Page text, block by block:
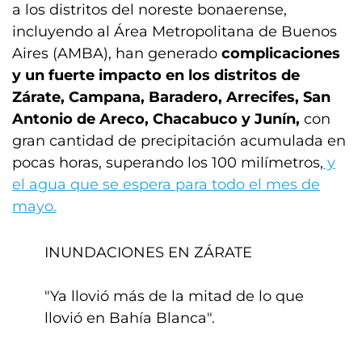
a los distritos del noreste bonaerense,
incluyendo al Área Metropolitana de Buenos
Aires (AMBA), han generado complicaciones
y un fuerte impacto en los distritos de
Zárate, Campana, Baradero, Arrecifes, San
Antonio de Areco, Chacabuco y Junín, con
gran cantidad de precipitación acumulada en
pocas horas, superando los 100 milímetros, y
el agua que se espera para todo el mes de
mayo.
INUNDACIONES EN ZÁRATE
"Ya llovió más de la mitad de lo que
llovió en Bahía Blanca".